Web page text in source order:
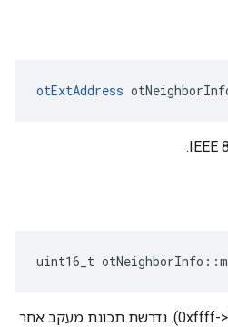
otExtAddress
uint16_t otNeighborInfo ::
קצב שגיאות פריימים (0xffff->100%). נדרשת תכונת מעקב אחר